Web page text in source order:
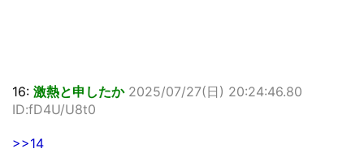
16: 激熱と申したか 2025/07/27(日) 20:24:46.80
ID:fD4U/U8t0
>>14